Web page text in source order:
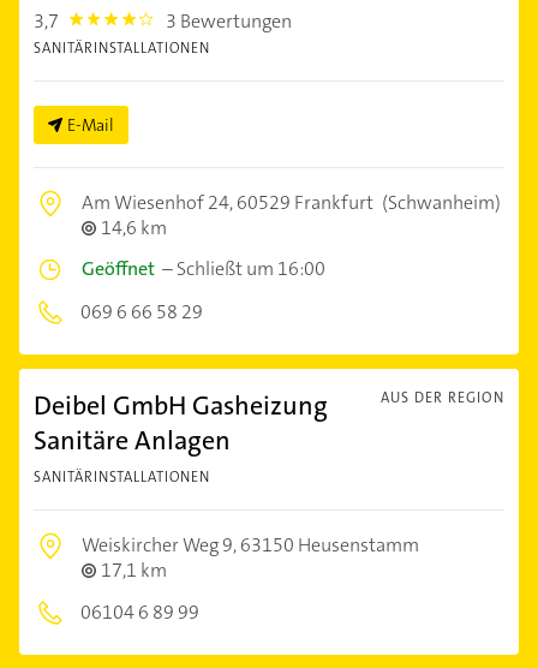
3,7 3.7 3 Bewertungen
SANITÄRINSTALLATIONEN
E-Mail
Am Wiesenhof 24,60529 Frankfurt (Schwanheim)
14,6 km
Geöffnet –Schließt um 16:00
069 6 66 58 29
AUS DER REGION
Deibel GmbH Gasheizung
Sanitäre Anlagen
SANITÄRINSTALLATIONEN
Weiskircher Weg 9,63150 Heusenstamm
17,1 km
06104 6 89 99